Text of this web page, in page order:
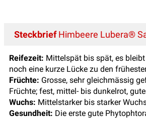
SteckbriefHimbeere Lubera®
Reifezeit: Mittelspät bis spät, es
noch eine kurze Lücke zu den
Früchte: Grosse, sehr gleichmässig
Früchte; fest, mittel- bis dunkelrot,
Wuchs: Mittelstarker bis starker
Gesundheit: Die erste gute